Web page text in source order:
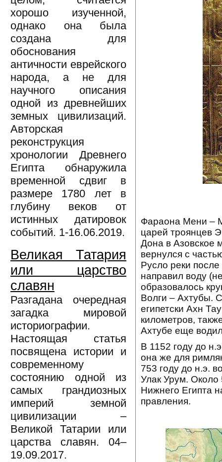
хорошо изученной,
однако она была
создана для
обоснования
античности еврейского
народа, а не для
научного описания
одной из древнейших
земных цивилизаций.
Авторская
реконструкция
хронологии Древнего
Египта обнаружила
временной сдвиг в
размере 1780 лет в
глубину веков от
истинных датировок
событий. 1-16.06.2019.
Великая Татария
или царство
славян
Разгадана очередная
загадка мировой
историографии.
Настоящая статья
посвящена истории и
современному
состоянию одной из
самых грандиозных
империй земной
цивилизации –
Великой Татарии или
царства славян. 04–
19.09.2017.
Фараона Мени –
царей троянцев
Дона в Азовское
вернулся с
Русло реки
направил воду
образовалось
Волги – Ахтубы.
египетски Ахн
километров,
Ахтубе еще
В 1152 году до
она же для
753 году до н.э.
Улак Урум. Около
Нижнего Египта
правления.